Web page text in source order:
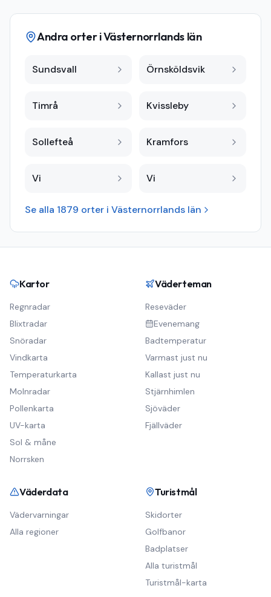
Andra orter iVästernorrlands län
Sundsvall Örnsköldsvik
Timrå Kvissleby
Sollefteå Kramfors
Vi Vi
Se alla 1879 orter i Västernorrlands län
Kartor
Regnradar
Blixtradar
Snöradar
Vindkarta
Temperaturkarta
Molnradar
Pollenkarta
UV-karta
Sol & måne
Norrsken
Väderteman
Reseväder
Evenemang
Badtemperatur
Varmast just nu
Kallast just nu
Stjärnhimlen
Sjöväder
Fjällväder
Väderdata
Vädervarningar
Alla regioner
Turistmål
Skidorter
Golfbanor
Badplatser
Alla turistmål
Turistmål-karta